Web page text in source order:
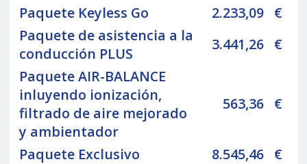
Paquete Keyless Go 2.233,09 €
Paquete de asistencia a la
conducción PLUS
3.441,26 €
Paquete AIR-BALANCE
inluyendo ionización,
filtrado de aire mejorado
y ambientador
563,36 €
Paquete Exclusivo 8.545,46 €